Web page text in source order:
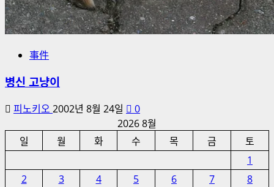
事件
병신 고냥이
피노키오 2002년 8월 24일
0
2026 8월
일
월 화 수 목 금
토
1
2
3 4 5 6 7
8